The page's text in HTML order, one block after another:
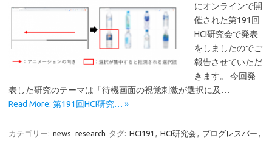
にオンラインで開
催された第191回
HCI研究会で発表
をしましたのでご
報告させていただ
きます。 今回発
表した研究のテーマは「待機画面の視覚刺激が選択に及…
Read More: 第191回HCI研究… »
カテゴリー: news research タグ: HCI191 , HCI研究会 , プログレスバー ,